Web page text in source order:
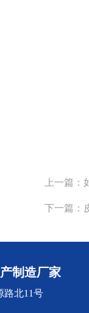
上一篇：
下一篇：
制造厂家
路北11号